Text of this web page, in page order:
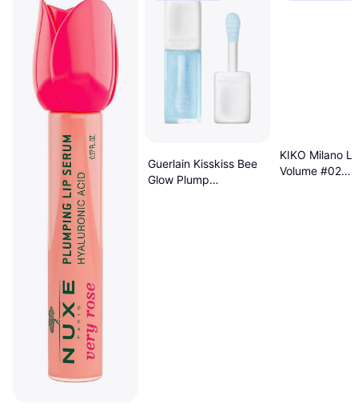
Guerlain Kisskiss Bee
Glow Plump
KIKO Milano
Volume #02